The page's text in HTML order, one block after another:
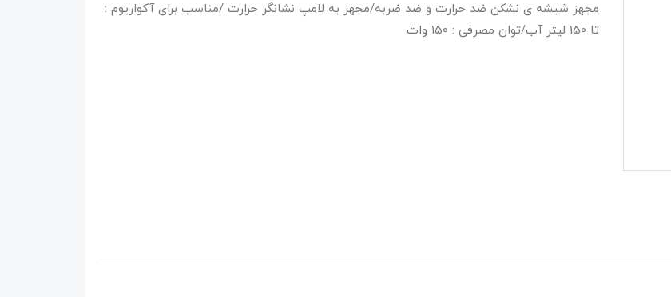
مجهز شیشه ی نشکن ضد حرارت و ضد ضربه/مجهز به لامپ نشانگر حرارت /مناسب برای آکواریوم :
تا 150 لیتر آب/توان مصرفی : 150 وات